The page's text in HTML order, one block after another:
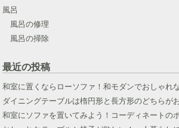
風呂
風呂の修理
風呂の掃除
最近の投稿
和室に置くならローソファ！和モダンでおしゃれ
ダイニングテーブルは楕円形と長方形のどちらが
和室にソファを置いてみよう！コーディネートの